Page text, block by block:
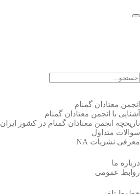
انجمن معتادان گمنام
آشنایی با انجمن معتادان گمنام
تاریخچه انجمن معتادان گمنام در کشور ایران
سوالات متداول
معرفی نشریات NA
درباره ما
روابط عمومی